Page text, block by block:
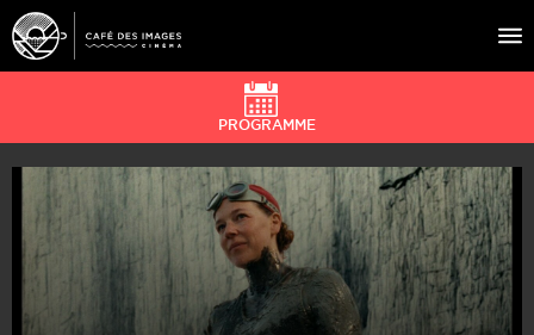
À L’AFFICHE
ÉVÉNEMENTS
CAFÉ DU CINÉ
PRATIQUE
ÉDUCATION AUX IMAGES
PROGRAMME